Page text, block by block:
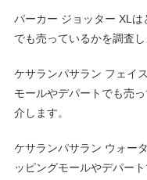
パーカー ジョッター XL
でも売っているかを調査
ケサランパサラン フェイ
モールやデパートでも売
介します。
ケサランパサラン ウォー
ッピングモールやデパー